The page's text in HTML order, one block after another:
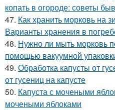
копать в огороде: советы
47. Как хранить морковь на
Варианты хранения в
48. Нужно ли мыть морковь
помощью вакуумной
49. Обработка капусты от
от гусениц на капусте
50. Капуста с мочеными
мочеными яблоками